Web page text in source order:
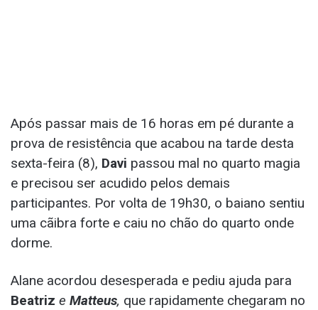
Após passar mais de 16 horas em pé durante a
prova de resistência que acabou na tarde desta
sexta-feira (8), Davi passou mal no quarto magia
e precisou ser acudido pelos demais
participantes. Por volta de 19h30, o baiano sentiu
uma cãibra forte e caiu no chão do quarto onde
dorme.
Alane acordou desesperada e pediu ajuda para
Beatriz e Matteus, que rapidamente chegaram no